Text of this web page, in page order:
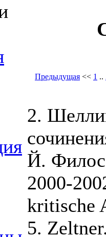
Предыдущая << 1 ..
2.
Й.
2000-
kritische
5.